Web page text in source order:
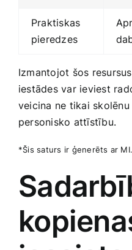
Praktiskas⁣
pieredzes
Izmantojot šos
iestādes var ieviest
veicina ne ​tikai
personisko attīstību.
*Šis saturs ir ģenerēts ar